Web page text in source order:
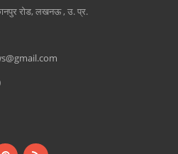
रोड, लखनऊ , उ. प्र.